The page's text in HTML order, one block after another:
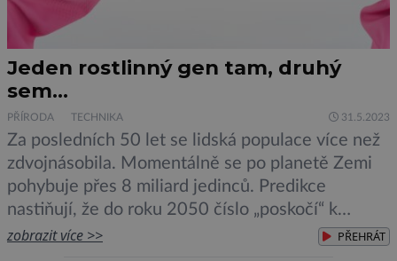
Jeden rostlinný gen tam, druhý
sem…
PŘÍRODA TECHNIKA 31.5.2023
Za posledních 50 let se lidská populace více než
zdvojnásobila. Momentálně se po planetě Zemi
pohybuje přes 8 miliard jedinců. Predikce
nastiňují, že do roku 2050 číslo „poskočí“ k
hranici 10 miliard. Tím se nabízí otázka…
zobrazit více >> PŘEHRÁT